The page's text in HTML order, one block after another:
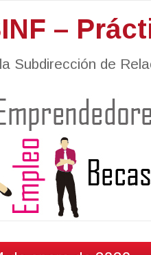
–
Subdirección de